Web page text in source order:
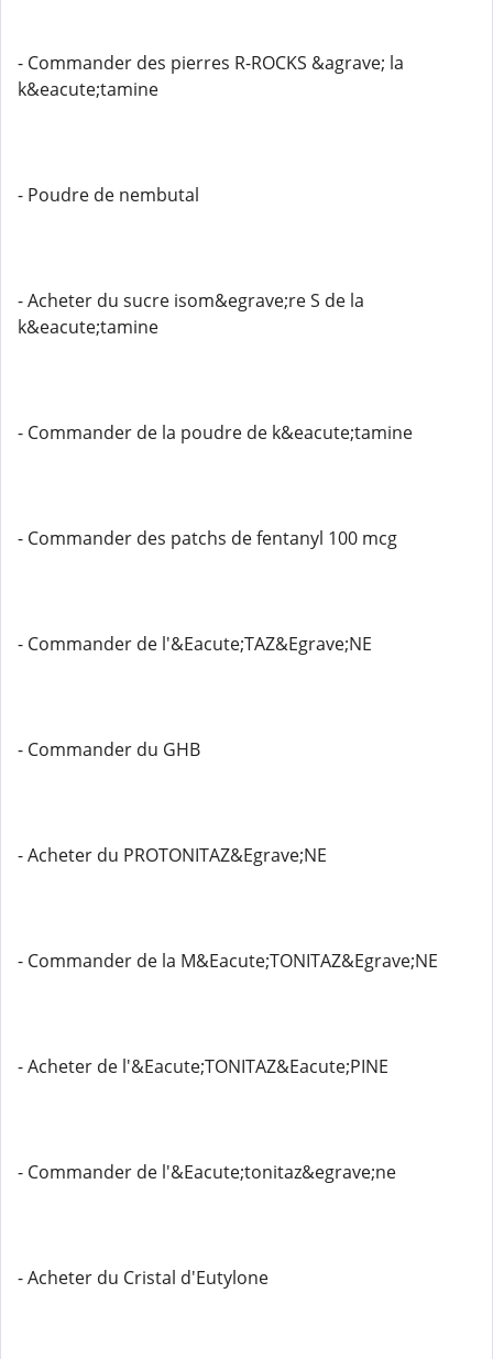
- Commander des pierres R-ROCKS &agrave; la
k&eacute;tamine
- Poudre de nembutal
- Acheter du sucre isom&egrave;re S de la
k&eacute;tamine
- Commander de la poudre de k&eacute;tamine
- Commander des patchs de fentanyl 100 mcg
- Commander de l'&Eacute;TAZ&Egrave;NE
- Commander du GHB
- Acheter du PROTONITAZ&Egrave;NE
- Commander de la M&Eacute;TONITAZ&Egrave;NE
- Acheter de l'&Eacute;TONITAZ&Eacute;PINE
- Commander de l'&Eacute;tonitaz&egrave;ne
- Acheter du Cristal d'Eutylone